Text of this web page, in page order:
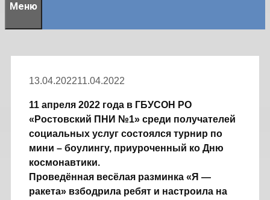
Меню
13.04.202211.04.2022
11 апреля 2022 года в ГБУСОН РО
«Ростовский ПНИ №1» среди получателей
социальных услуг состоялся турнир по
мини – боулингу, приуроченный ко Дню
космонавтики.
Проведённая весёлая разминка «Я —
ракета» взбодрила ребят и настроила на